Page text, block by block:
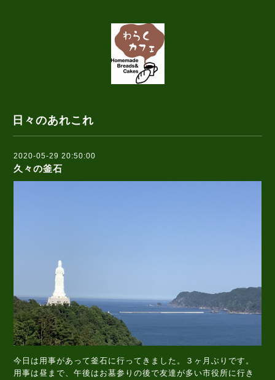
日々のあれこれ
2020-05-29 20:50:00
久々の釜石
今日は用事があって釜石に行ってきました。３ヶ月ぶりです。
用事は昼まで、午後はお墓参りの後で友達が多い市役所に行き